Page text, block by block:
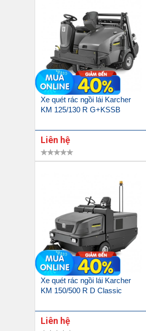
Xe quét rác ngồi lái Karcher
KM 125/130 R G+KSSB
Liên hệ
Xe quét rác ngồi lái Karcher
KM 150/500 R D Classic
Liên hệ